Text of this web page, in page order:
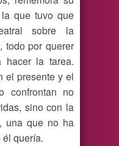
que tuvo que
sobre la
todo por querer
hacer la tarea.
el presente y el
confrontan no
sino con la
una que no ha
quería.